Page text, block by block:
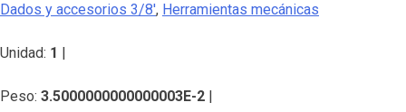
Dados y accesorios 3/8', Herramientas mecánicas
Unidad: 1 |
Peso: 3.5000000000000003E-2 |